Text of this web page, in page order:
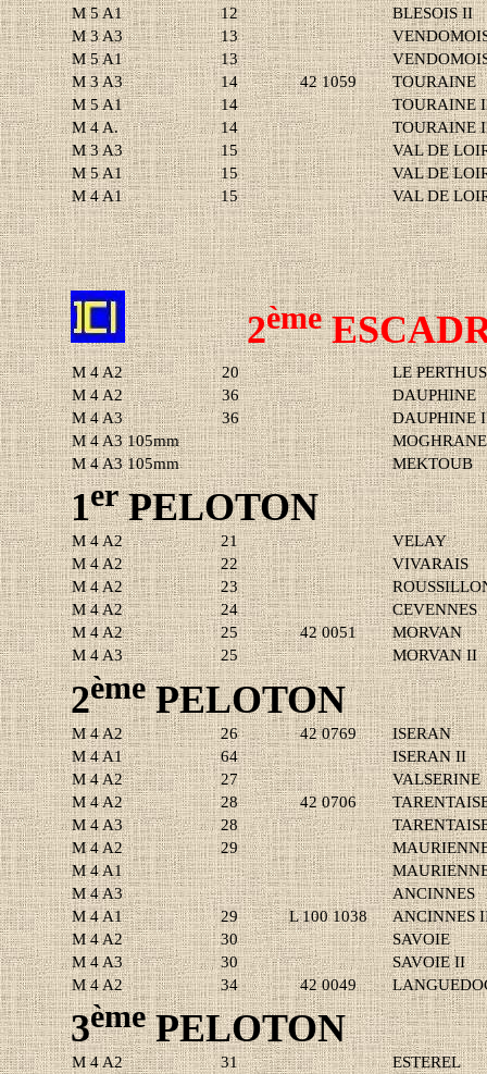
M 5 A1
12
BLESOIS II
M 3 A3
13
M 5 A1
13
M 3 A3
14 42 1059
TOURAINE
M 5 A1
14
TOURAINE
M4 A. 14
TOURAINE
M 3 A3
15
VAL DE
M 5 A1
15
VAL DE
M 4 A1
15 VAL DE
2ème
M 4 A2 20
LE PERTHUS
M 4 A2
36
DAUPHINE
M 4 A3
36
DAUPHINE
M 4 A3 105mm
MOGHRANE
M 4 A3 105mm
MEKTOUB
1erPELOTON
M 4 A2 21
VELAY
M 4 A2
22
VIVARAIS
M 4 A2
23
M 4 A2
24
CEVENNES
M 4 A2
25 42 0051
MORVAN
M 4 A3
25 MORVAN II
2èmePELOTON
M 4 A2 26 42 0769
ISERAN
M 4 A1
64
ISERAN II
M 4 A2
27
VALSERINE
M 4 A2
28 42 0706
M 4 A3
28
M 4 A2
29
M 4 A1
M 4 A3
ANCINNES
M 4 A1
29 L 100 1038
ANCINNES
M 4 A2
30
SAVOIE
M 4 A3
30
SAVOIE II
M 4 A2
34 42 0049
3èmePELOTON
M 4 A2 31
ESTEREL